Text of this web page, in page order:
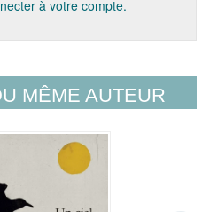
à votre compte.
MÊME AUTEUR